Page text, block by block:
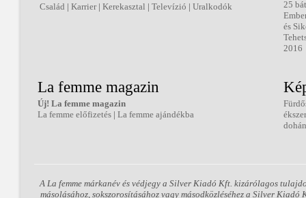
Család | Karrier| Kerekasztal | Televízió | Uralkodók
25
és
2016
La femme magazin
Új! La femme magazin
La femme előfizetés | La femme ajándékba
A La femme márkanév és védjegy a Silver Kiadó Kft. kizárólagos
másolásához, sokszorosításához vagy másodközléséhez a Silver